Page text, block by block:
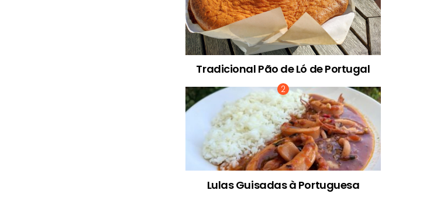
Tradicional Pão de Ló de Portugal
Lulas Guisadas à Portuguesa